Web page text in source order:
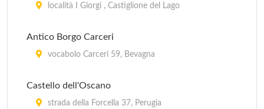
Casalfarneto
Casali della Ghisleria
località I Giorgi , Castiglione del Lago
Antico Borgo Carceri
vocabolo Carceri 59, Bevagna
Castello dell'Oscano
strada della Forcella 37, Perugia